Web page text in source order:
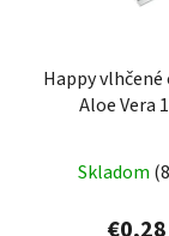
Happy
Aloe Vera
Skladom